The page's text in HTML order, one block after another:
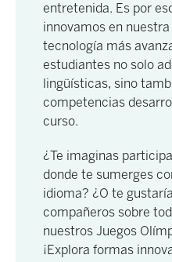
entretenida. Es por
innovamos en
tecnología más
estudiantes no solo
lingüísticas, sino
competencias
curso.
¿Te imaginas
donde te sumerges
idioma? ¿O te
compañeros sobre
nuestros Juegos
¡Explora formas